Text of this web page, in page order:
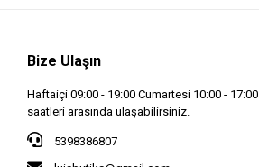
Bize Ulaşın
Haftaiçi 09:00 - 19:00 Cumartesi 10:00 - 17:00
saatleri arasında ulaşabilirsiniz.
5398386807